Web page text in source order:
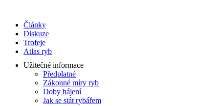
Články
Diskuze
Trofeje
Atlas ryb
Užitečné informace
Předplatné
Zákonné míry ryb
Doby hájení
Jak se stát rybářem